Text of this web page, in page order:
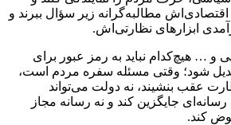
مطالبه‌گرانه زیر سؤال ببرند و
ابزارهای نظارتی‌اش.
و … هیچ‌کدام نباید به رمز عبور برای
شود؛ وقتی مسئله سفره مردم است،
عقب بنشیند، نه دولت می‌تواند
رسانه‌ای جایگزین کند و نه رسانه مجاز
کند.